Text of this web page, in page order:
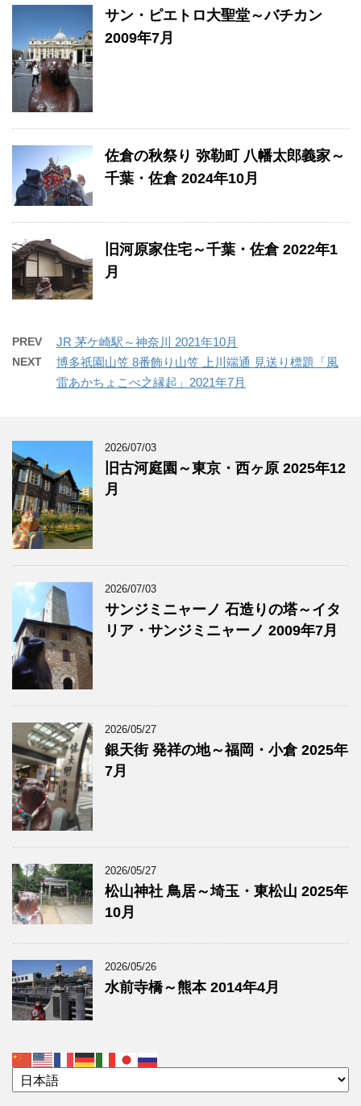
サン・ピエトロ大聖堂～バチカン
2009年7月
佐倉の秋祭り 弥勒町 八幡太郎義家～
千葉・佐倉 2024年10月
旧河原家住宅～千葉・佐倉 2022年1
月
PREV JR 茅ケ崎駅～神奈川 2021年10月
NEXT
博多祇園山笠 8番飾り山笠 上川端通 見送り標題「風
雷あかちょこべ之縁起」2021年7月
2026/07/03
旧古河庭園～東京・西ヶ原 2025年12
月
2026/07/03
サンジミニャーノ 石造りの塔～イタ
リア・サンジミニャーノ 2009年7月
2026/05/27
銀天街 発祥の地～福岡・小倉 2025年
7月
2026/05/27
松山神社 鳥居～埼玉・東松山 2025年
10月
2026/05/26
水前寺橋～熊本 2014年4月